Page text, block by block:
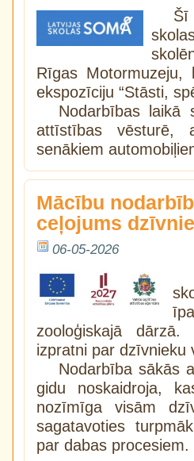
Šī
Rīgas Motormuzeju,
ekspozīciju “Stāsti,
Nodarbības laikā
attīstības vēsturē,
senākiem
Mācību
ceļojums
06-05-2026
zooloģiskajā
izpratni par
Nodarbība sākās
gidu noskaidroja,
nozīmīga visām
sagatavoties
par dabas procesiem.